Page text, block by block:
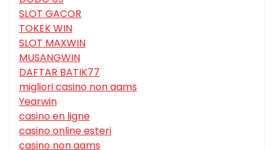
SLOT GACOR
TOKEK WIN
SLOT MAXWIN
MUSANGWIN
DAFTAR BATIK77
migliori casino non aams
Yearwin
casino en ligne
casino online esteri
casino non aams